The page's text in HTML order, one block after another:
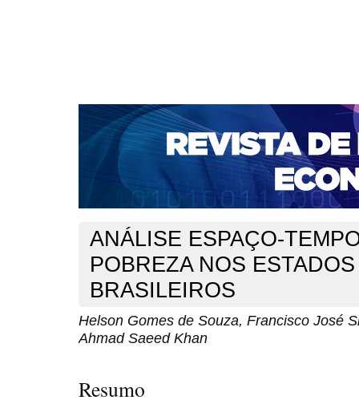
CAPA SOBRE ACESSO CADASTRO
NOTÍCIAS
PORTAL DE REVISTAS DA UNIFACS
BASES DE DADOS E INDEXADORES
Capa Ano XIX - V. 2 - N. 37 - Agosto de 2017 >Souza
ANÁLISE ESPAÇO-
POBREZA NOS ESTADOS
BRASILEIROS
Helson Gomes de Souza, Francisco José
Ahmad Saeed Khan
Resumo